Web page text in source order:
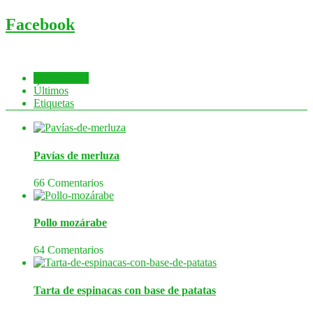
Facebook
Últimos
Etiquetas
Pavías de merluza
66 Comentarios
Pollo mozárabe
64 Comentarios
Tarta de espinacas con base de patatas